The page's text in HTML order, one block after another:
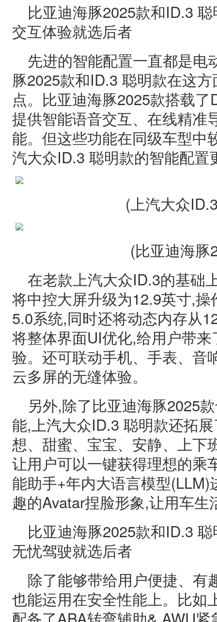
比亚迪海豚2025款和ID.3
交互体验就选后者
先进的智能配置一直都是电
豚2025款和ID.3 聪明款在这
点。比亚迪海豚2025款搭载
提供智能语音交互、在线精准
能。但这些功能在同级车型中
汽大众ID.3 聪明款的智能配置
(上汽大众
(比亚迪海豚
在老款上汽大众ID.3的基础
将中控大屏升级为12.9英寸,
5.0系统,同时还将动态内存从
将整体界面UI优化,给用户带
验。还可联动手机、手表、音
云多屏的无缝体验。
另外,除了比亚迪海豚2025
能,上汽大众ID.3 聪明款还拓
想、甜蜜、宝宝、安静、上下
让用户可以一键获得理想的乘
能助手+年内大语言模型
趣的Avatar捏脸形象,让用车生
比亚迪海豚2025款和ID.3
无忧驾驶就选后者
除了能够带给用户便捷、有
也能运用在安全性能上。比如